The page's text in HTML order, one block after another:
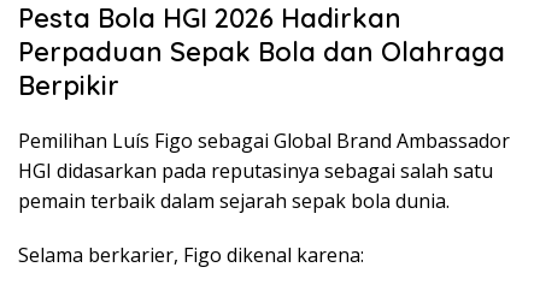
Pesta Bola HGI 2026 Hadirkan
Perpaduan Sepak Bola dan Olahraga
Berpikir
Pemilihan Luís Figo sebagai Global Brand Ambassador
HGI didasarkan pada reputasinya sebagai salah satu
pemain terbaik dalam sejarah sepak bola dunia.
Selama berkarier, Figo dikenal karena: